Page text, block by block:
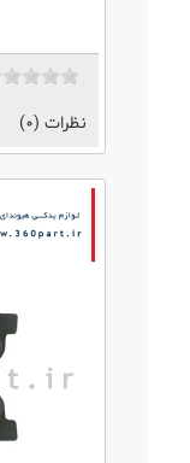
نظرات (0)